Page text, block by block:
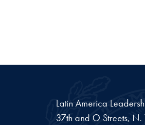
Latin America
37th and O Streets, N.